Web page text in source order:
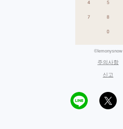
©lemonysnow
주의사항
신고